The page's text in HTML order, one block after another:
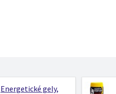
Energetické gely,